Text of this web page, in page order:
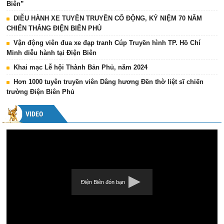
Biên”
DIỄU HÀNH XE TUYÊN TRUYỀN CỔ ĐỘNG, KỶ NIỆM 70 NĂM
CHIẾN THẮNG ĐIỆN BIÊN PHỦ
Vận động viên đua xe đạp tranh Cúp Truyền hình TP. Hồ Chí
Minh diễu hành tại Điện Biên
Khai mạc Lễ hội Thành Bản Phủ, năm 2024
Hơn 1000 tuyên truyền viên Dâng hương Đền thờ liệt sĩ chiến
trường Điện Biên Phủ
VIDEO
Điện Biên đón bạn